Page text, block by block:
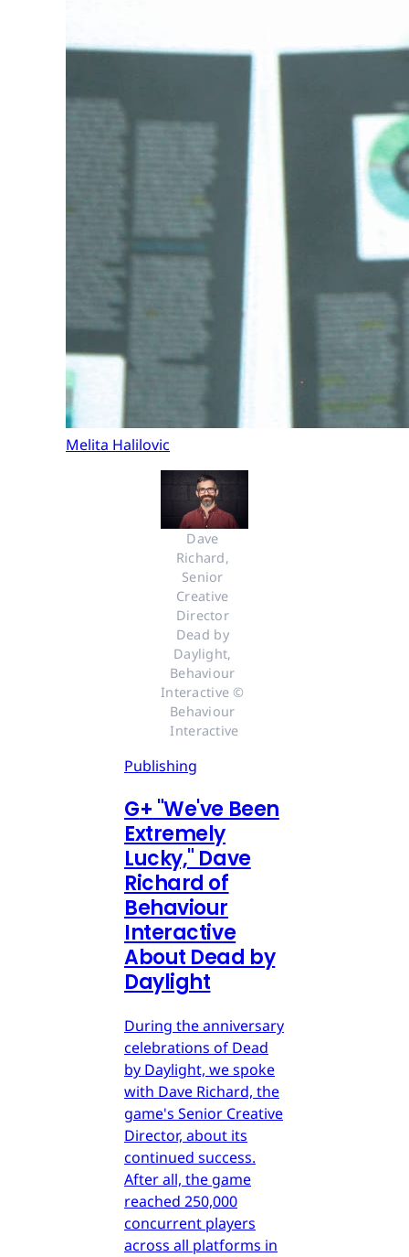
Melita Halilovic
Dave
Richard,
Senior
Creative
Director
Dead by
Daylight,
Behaviour
Interactive ©
Behaviour
Interactive
Publishing
G+ "We've Been
Extremely
Lucky," Dave
Richard of
Behaviour
Interactive
About Dead by
Daylight
During the anniversary
celebrations of Dead
by Daylight, we spoke
with Dave Richard, the
game's Senior Creative
Director, about its
continued success.
After all, the game
reached 250,000
concurrent players
across all platforms in